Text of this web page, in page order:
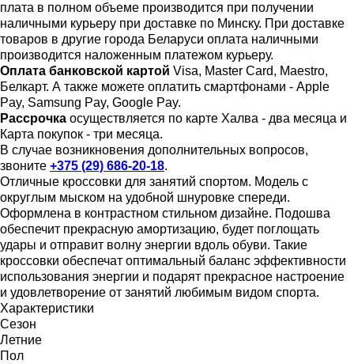
плата в полном объеме производится при получении
наличными курьеру при доставке по Минску. При доставке
товаров в другие города Беларуси оплата наличными
производится наложенным платежом курьеру.
Оплата банковской картой Visa, Master Card, Maestro,
Белкарт. А также можете оплатить смартфонами - Apple
Pay, Samsung Pay, Google Pay.
Рассрочка осуществляется по карте Халва - два месяца и
Карта покупок - три месяца.
В случае возникновения дополнительных вопросов,
звоните +375 (29) 686-20-18.
Отличные кроссовки для занятий спортом. Модель с
округлым мыском на удобной шнуровке спереди.
Оформлена в контрастном стильном дизайне. Подошва
обеспечит прекрасную амортизацию, будет поглощать
удары и отправит волну энергии вдоль обуви. Такие
кроссовки обеспечат оптимальный баланс эффективности
использования энергии и подарят прекрасное настроение
и удовлетворение от занятий любимым видом спорта.
Характеристики
Сезон
Летние
Пол